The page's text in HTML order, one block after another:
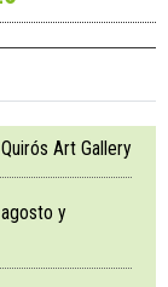
Art Gallery
y